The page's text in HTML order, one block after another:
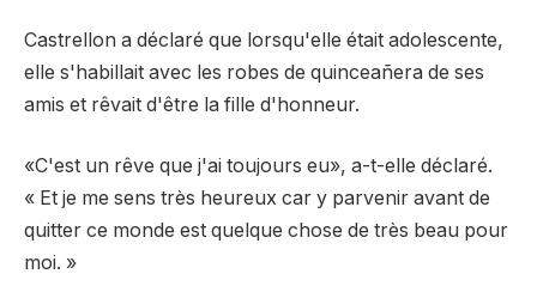
Castrellon a déclaré que lorsqu'elle était adolescente,
elle s'habillait avec les robes de quinceañera de ses
amis et rêvait d'être la fille d'honneur.
«C'est un rêve que j'ai toujours eu», a-t-elle déclaré.
« Et je me sens très heureux car y parvenir avant de
quitter ce monde est quelque chose de très beau pour
moi. »